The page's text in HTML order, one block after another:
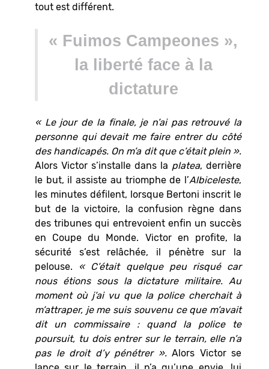
tout est différent.
« Fuimos Campeones »,
la liberté face à la
dictature
« Le jour de la finale, je n’ai pas retrouvé la
personne qui devait me faire entrer du côté
des handicapés. On m’a dit que c’était plein ».
Alors Victor s’installe dans la platea, derrière
le but, il assiste au triomphe de l’Albiceleste,
les minutes défilent, lorsque Bertoni inscrit le
but de la victoire, la confusion règne dans
des tribunes qui entrevoient enfin un succès
en Coupe du Monde. Victor en profite, la
sécurité s’est relâchée, il pénètre sur la
pelouse. « C’était quelque peu risqué car
nous étions sous la dictature militaire. Au
moment où j’ai vu que la police cherchait à
m’attraper, je me suis souvenu ce que m’avait
dit un commissaire : quand la police te
poursuit, tu dois entrer sur le terrain, elle n’a
pas le droit d’y pénétrer ». Alors Victor se